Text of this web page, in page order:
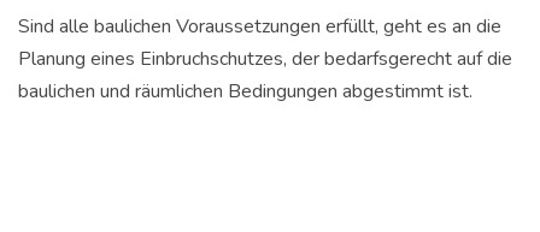
Sind alle baulichen Voraussetzungen erfüllt, geht es an die
Planung eines Einbruchschutzes, der bedarfsgerecht auf die
baulichen und räumlichen Bedingungen abgestimmt ist.